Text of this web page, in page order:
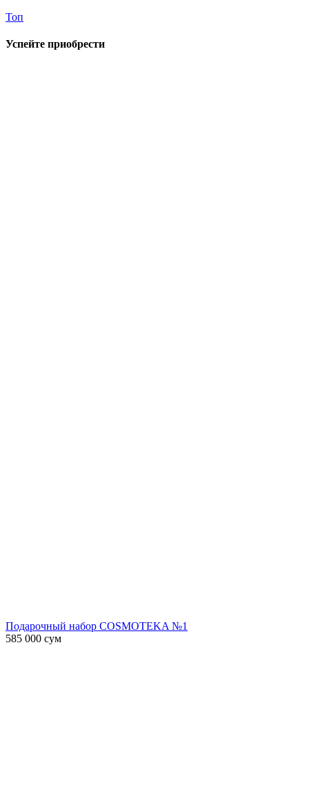
Топ
Успейте приобрести
Подарочный набор COSMOTEKA №1
585 000 сум